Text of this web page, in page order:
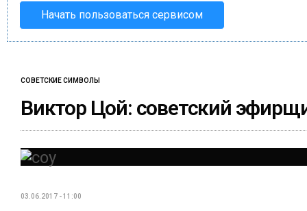
Начать пользоваться сервисом
СОВЕТСКИЕ СИМВОЛЫ
Виктор Цой: советский
03.06.2017 - 11:00